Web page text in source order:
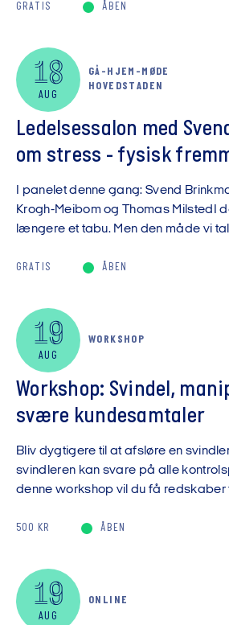
GRATIS ÅBEN
18
AUG
GÅ-HJEM-MØDE
HOVEDSTADEN
Ledelsessalon med
om stress - fysisk
I panelet denne gang: Svend
Krogh-Meibom og Thomas MilstedI
længere et tabu. Men den måde vi
GRATIS ÅBEN
19
AUG
WORKSHOP
Workshop: Svindel,
svære kundesamtaler
Bliv dygtigere til at afsløre en
svindleren kan svare på alle
denne workshop vil du få redskaber
500 KR ÅBEN
19
AUG
ONLINE